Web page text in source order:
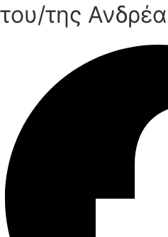
του/της